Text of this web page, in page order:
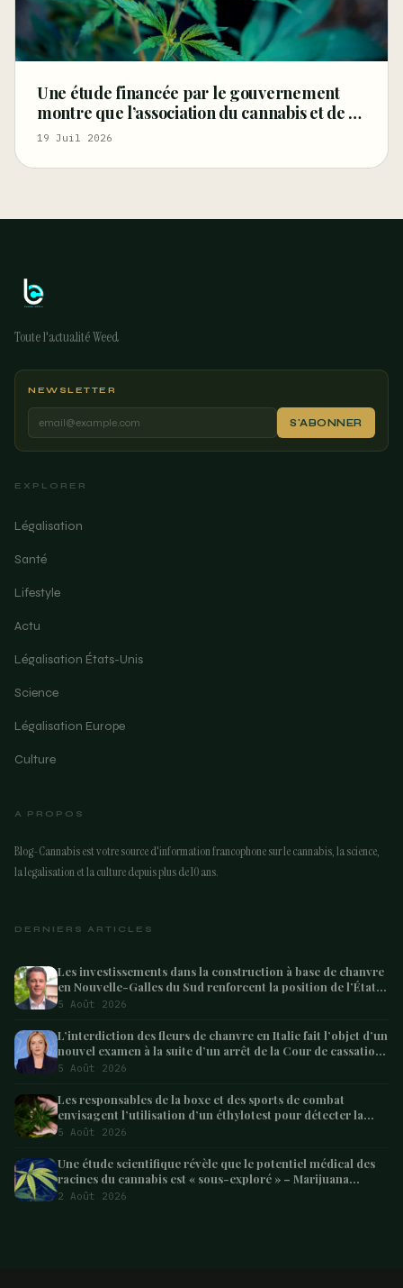
Une étude financée par le gouvernement
montre que l’association du cannabis et de la
musique renforce les bienfaits
médicaments sur
19 Juil 2026
Toute l'actualité Weed
NEWSLETTER
S'ABONNER
EXPLORER
Légalisation
Santé
Lifestyle
Actu
Légalisation États-Unis
Science
Légalisation Europe
Culture
A PROPOS
Blog-Cannabis est votre source d'information francophone sur le cannabis, la science,
la legalisation et la culture depuis plus de 10 ans.
DERNIERS ARTICLES
Les investissements dans la construction à base de chanvre
en Nouvelle-Galles du Sud renforcent la position de l’État
en tant que leader australien
5 Août 2026
L’interdiction des fleurs de chanvre en Italie fait l’objet d’un
nouvel examen à la suite d’un arrêt de la Cour de cassation
concernant les saisies
5 Août 2026
Les responsables de la boxe et des sports de combat
envisagent l’utilisation d’un éthylotest pour détecter la
consommation de cannabis chez les combattants –
5 Août 2026
Une étude scientifique révèle que le potentiel médical des
racines du cannabis est « sous-exploré » – Marijuana
Moment
2 Août 2026